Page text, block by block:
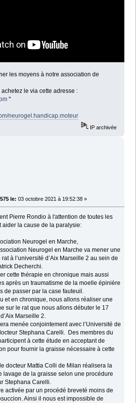
les moyens à notre association de
le via cette adresse :
"
neurogel.handicap.moteur
IP archivée
le: 03 octobre 2021 à 19:52:38 »
Pierre Rondio à l'attention de toutes les
la cause de la paralysie:
Neurogel en Marche,
Neurogel en Marche va mener une
à l’université d’Aix Marseille 2 au sein de
Decherchi.
cette thérapie en chronique mais aussi
après un traumatisme de la moelle épinière
de passer par la case fauteuil.
et en chronique, nous allons réaliser une
sur le rat que nous allons débuter le 17
Marseille 2.
menée conjointement avec l’Université de
Stephana Carelli. Des membres du
à cette étude en acceptant de
pour fournir la graisse nécessaire à cette
docteur Mattia Colli de Milan réalisera la
lavage de la graisse selon une procédure
Stephana Carelli.
activée par un procédé breveté moins de
Ainsi il nous est impossible de